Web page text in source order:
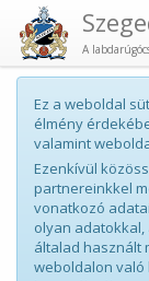
A
Ez a weboldal
élmény
valamint
Ezenkívül
partnereinkkel
vonatkozó
olyan adatokkal,
általad használt
weboldalon